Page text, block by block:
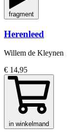
fragment
Herenleed
Willem de Kleynen
€ 14,95
in winkelmand